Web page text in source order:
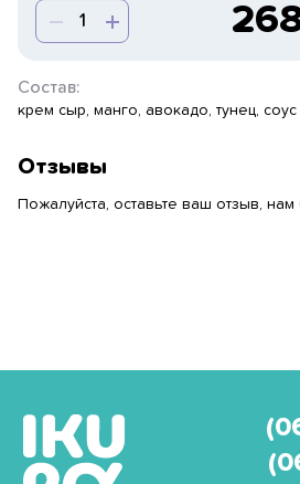
Состав:
крем сыр, манго, авокадо, тунец,
Отзывы
Пожалуйста, оставьте ваш отзыв,